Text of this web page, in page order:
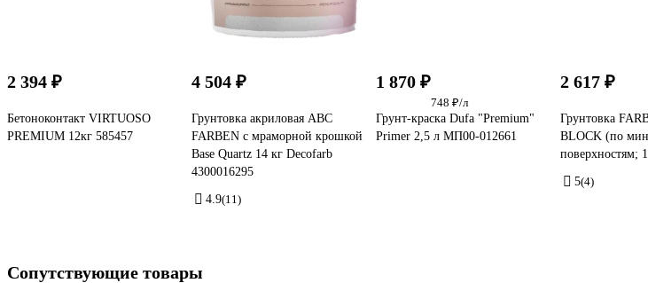
2 394 ₽
Бетоноконтакт VIRTUOSO
PREMIUM 12кг 585457
4 504 ₽
Грунтовка акриловая ABC
FARBEN с мраморной крошкой
Base Quartz 14 кг Decofarb
4300016295
4.9(11)
1 870 ₽
748 ₽/л
Грунт-краска Dufa "Premium"
Primer 2,5 л МП00-012661
2 617 ₽
Грунтовка
BLOCK (по
поверхностям;
5(4)
Сопутствующие товары